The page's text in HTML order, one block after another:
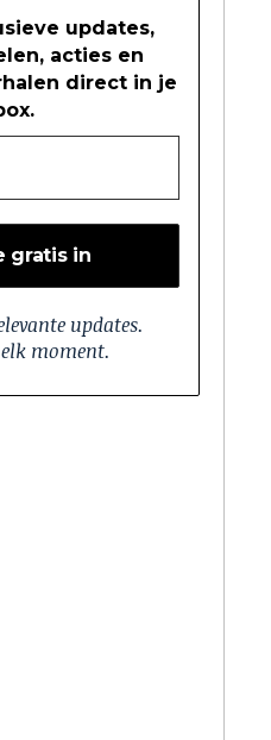
updates,
acties en
direct in je
updates.
moment.